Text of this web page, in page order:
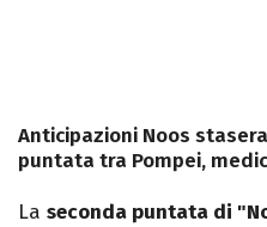
Anticipazioni Noos
puntata tra Pompei,
La seconda puntata di